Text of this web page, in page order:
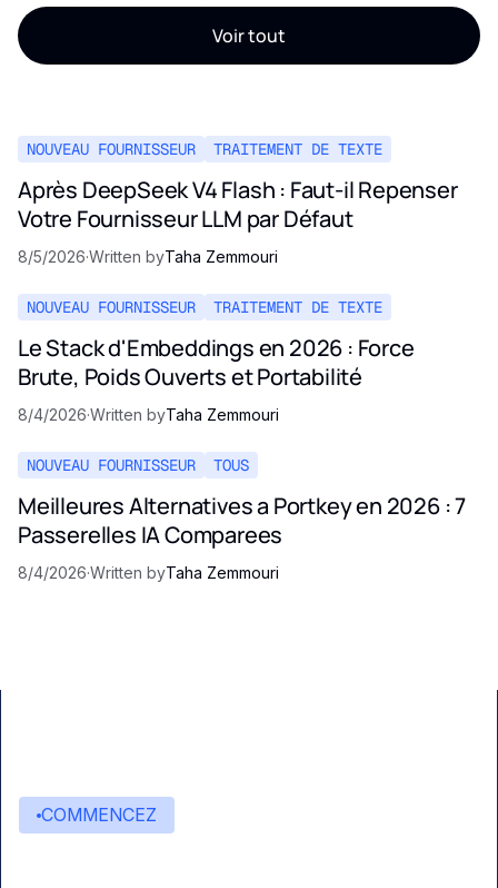
Voir tout
NOUVEAU FOURNISSEUR TRAITEMENT DE TEXTE
Après DeepSeek V4 Flash : Faut-il Repenser
Votre Fournisseur LLM par Défaut
8/5/2026·Written byTaha Zemmouri
NOUVEAU FOURNISSEUR TRAITEMENT DE TEXTE
Le Stack d'Embeddings en 2026 : Force
Brute, Poids Ouverts et Portabilité
8/4/2026·Written byTaha Zemmouri
NOUVEAU FOURNISSEUR TOUS
Meilleures Alternatives a Portkey en 2026 : 7
Passerelles IA Comparees
8/4/2026·Written byTaha Zemmouri
COMMENCEZ